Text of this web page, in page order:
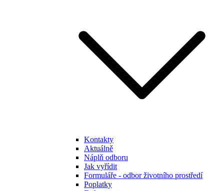
Kontakty
Aktuálně
Náplň odboru
Jak vyřídit
Formuláře - odbor životního prostředí
Poplatky